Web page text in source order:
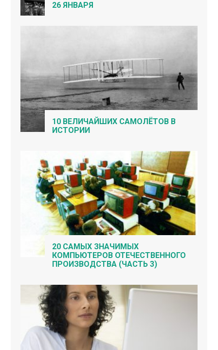
26 ЯНВАРЯ
10 ВЕЛИЧАЙШИХ САМОЛЁТОВ В
ИСТОРИИ
20 САМЫХ ЗНАЧИМЫХ
КОМПЬЮТЕРОВ ОТЕЧЕСТВЕННОГО
ПРОИЗВОДСТВА (ЧАСТЬ 3)